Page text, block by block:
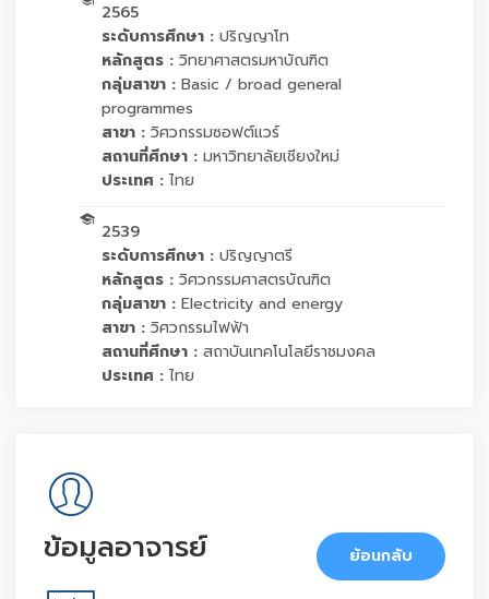
2565
ระดับการศึกษา : ปริญญาโท
หลักสูตร : วิทยาศาสตรมหาบัณฑิต
กลุ่มสาขา : Basic / broad general
programmes
สาขา : วิศวกรรมซอฟต์แวร์
สถานที่ศึกษา : มหาวิทยาลัยเชียงใหม่
ประเทศ : ไทย
2539
ระดับการศึกษา : ปริญญาตรี
หลักสูตร : วิศวกรรมศาสตรบัณฑิต
กลุ่มสาขา : Electricity and energy
สาขา : วิศวกรรมไฟฟ้า
สถานที่ศึกษา : สถาบันเทคโนโลยีราชมงคล
ประเทศ : ไทย
ข้อมูลอาจารย์ ย้อนกลับ